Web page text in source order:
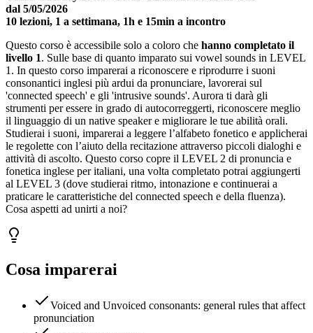
dal 5/05/2026
10 lezioni, 1 a settimana, 1h e 15min a incontro
Questo corso è accessibile solo a coloro che hanno completato il
livello 1. Sulle base di quanto imparato sui vowel sounds in LEVEL
1. In questo corso imparerai a riconoscere e riprodurre i suoni
consonantici inglesi più ardui da pronunciare, lavorerai sul
'connected speech' e gli 'intrusive sounds'. Aurora ti darà gli
strumenti per essere in grado di autocorreggerti, riconoscere meglio
il linguaggio di un native speaker e migliorare le tue abilità orali.
Studierai i suoni, imparerai a leggere l’alfabeto fonetico e applicherai
le regolette con l’aiuto della recitazione attraverso piccoli dialoghi e
attività di ascolto. Questo corso copre il LEVEL 2 di pronuncia e
fonetica inglese per italiani, una volta completato potrai aggiungerti
al LEVEL 3 (dove studierai ritmo, intonazione e continuerai a
praticare le caratteristiche del connected speech e della fluenza).
Cosa aspetti ad unirti a noi?
Cosa imparerai
Voiced and Unvoiced consonants: general rules that affect
pronunciation